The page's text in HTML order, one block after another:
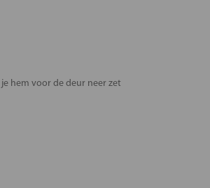
hem voor de deur neer zet